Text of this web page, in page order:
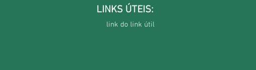
LINKS ÚTEIS:
link do link útil